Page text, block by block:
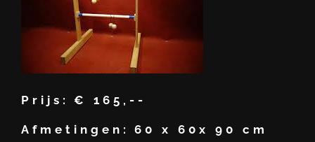
Prijs: € 165,--
Afmetingen:
60 x 60x 90 cm